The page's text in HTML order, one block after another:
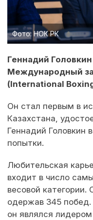
Фото: НОК РК
Геннадий
Международный
(International
Он стал первым в
Казахстана,
Геннадий Головкин
попытки.
Любительская
входит в число
весовой категории.
одержав 345
он являлся